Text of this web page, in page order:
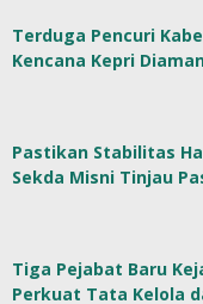
Terduga Pencuri
Kencana Kepri
Pastikan Stabilitas
Sekda Misni Tinjau
Tiga Pejabat Baru
Perkuat Tata Kelola